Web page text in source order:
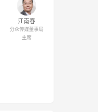
江南春
分众传媒董事局
主席